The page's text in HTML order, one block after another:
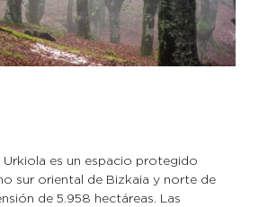
Urkiola es un espacio protegido
sur oriental de Bizkaia y norte de
de 5.958 hectáreas. Las